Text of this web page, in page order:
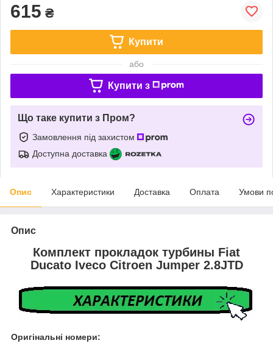
615 ₴
Купити
або
Купити з
Що таке купити з Пром?
Замовлення під захистом
Доступна доставка
Опис Характеристики Доставка Оплата Умови
Опис
Комплект прокладок турбины Fiat
Ducato Iveco Citroen Jumper 2.8JTD
Оригінальні номери: